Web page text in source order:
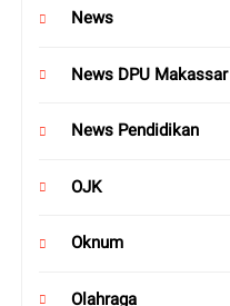
News
News DPU Makassar
News Pendidikan
OJK
Oknum
Olahraga